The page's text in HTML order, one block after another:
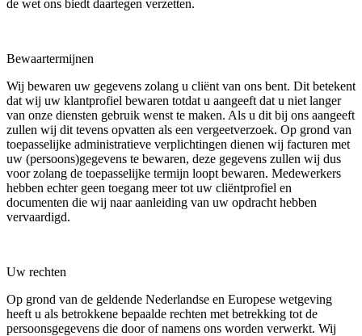
de wet ons biedt daartegen verzetten.
Bewaartermijnen
Wij bewaren uw gegevens zolang u cliënt van ons bent. Dit betekent
dat wij uw klantprofiel bewaren totdat u aangeeft dat u niet langer
van onze diensten gebruik wenst te maken. Als u dit bij ons aangeeft
zullen wij dit tevens opvatten als een vergeetverzoek. Op grond van
toepasselijke administratieve verplichtingen dienen wij facturen met
uw (persoons)gegevens te bewaren, deze gegevens zullen wij dus
voor zolang de toepasselijke termijn loopt bewaren. Medewerkers
hebben echter geen toegang meer tot uw cliëntprofiel en
documenten die wij naar aanleiding van uw opdracht hebben
vervaardigd.
Uw rechten
Op grond van de geldende Nederlandse en Europese wetgeving
heeft u als betrokkene bepaalde rechten met betrekking tot de
persoonsgegevens die door of namens ons worden verwerkt. Wij